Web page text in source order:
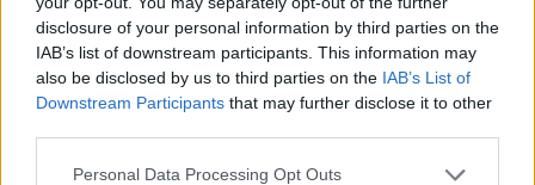
disclosure of your personal information by third parties on the
IAB’s list of downstream participants. This information may
also be disclosed by us to third parties on the IAB’s List of
Downstream Participants that may further disclose it to other
Personal Data Processing Opt Outs